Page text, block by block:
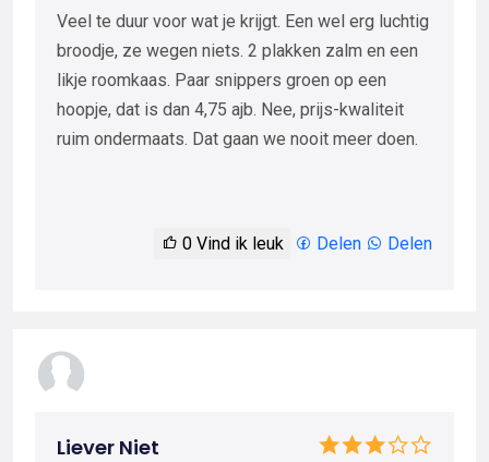
Veel te duur voor wat je krijgt. Een wel erg luchtig
broodje, ze wegen niets. 2 plakken zalm en een
likje roomkaas. Paar snippers groen op een
hoopje, dat is dan 4,75 ajb. Nee, prijs-kwaliteit
ruim ondermaats. Dat gaan we nooit meer doen.
0 Vind ik leuk Delen Delen
Liever Niet